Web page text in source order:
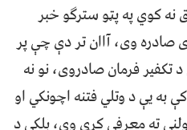
کوي په پټو سترګو خبر
صادره وی، آاان تر دې چې پر
فرمان صادروی، نو نه
به يې د وتلي فتنه اچونکي او
ته معرفي کړي وې، بلکې د